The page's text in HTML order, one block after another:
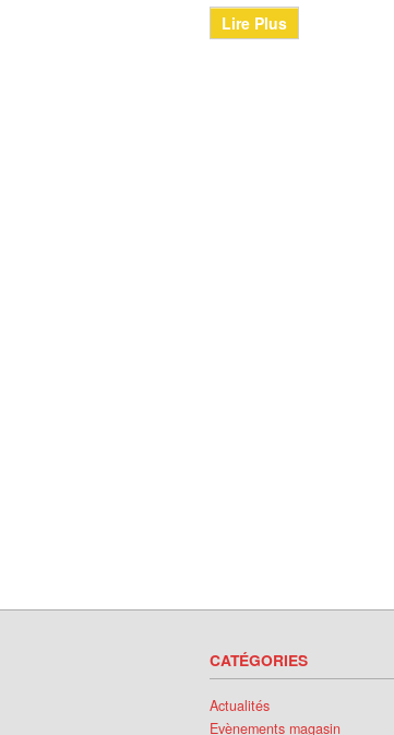
Lire Plus
CATÉGORIES
Actualités
Evènements magasin